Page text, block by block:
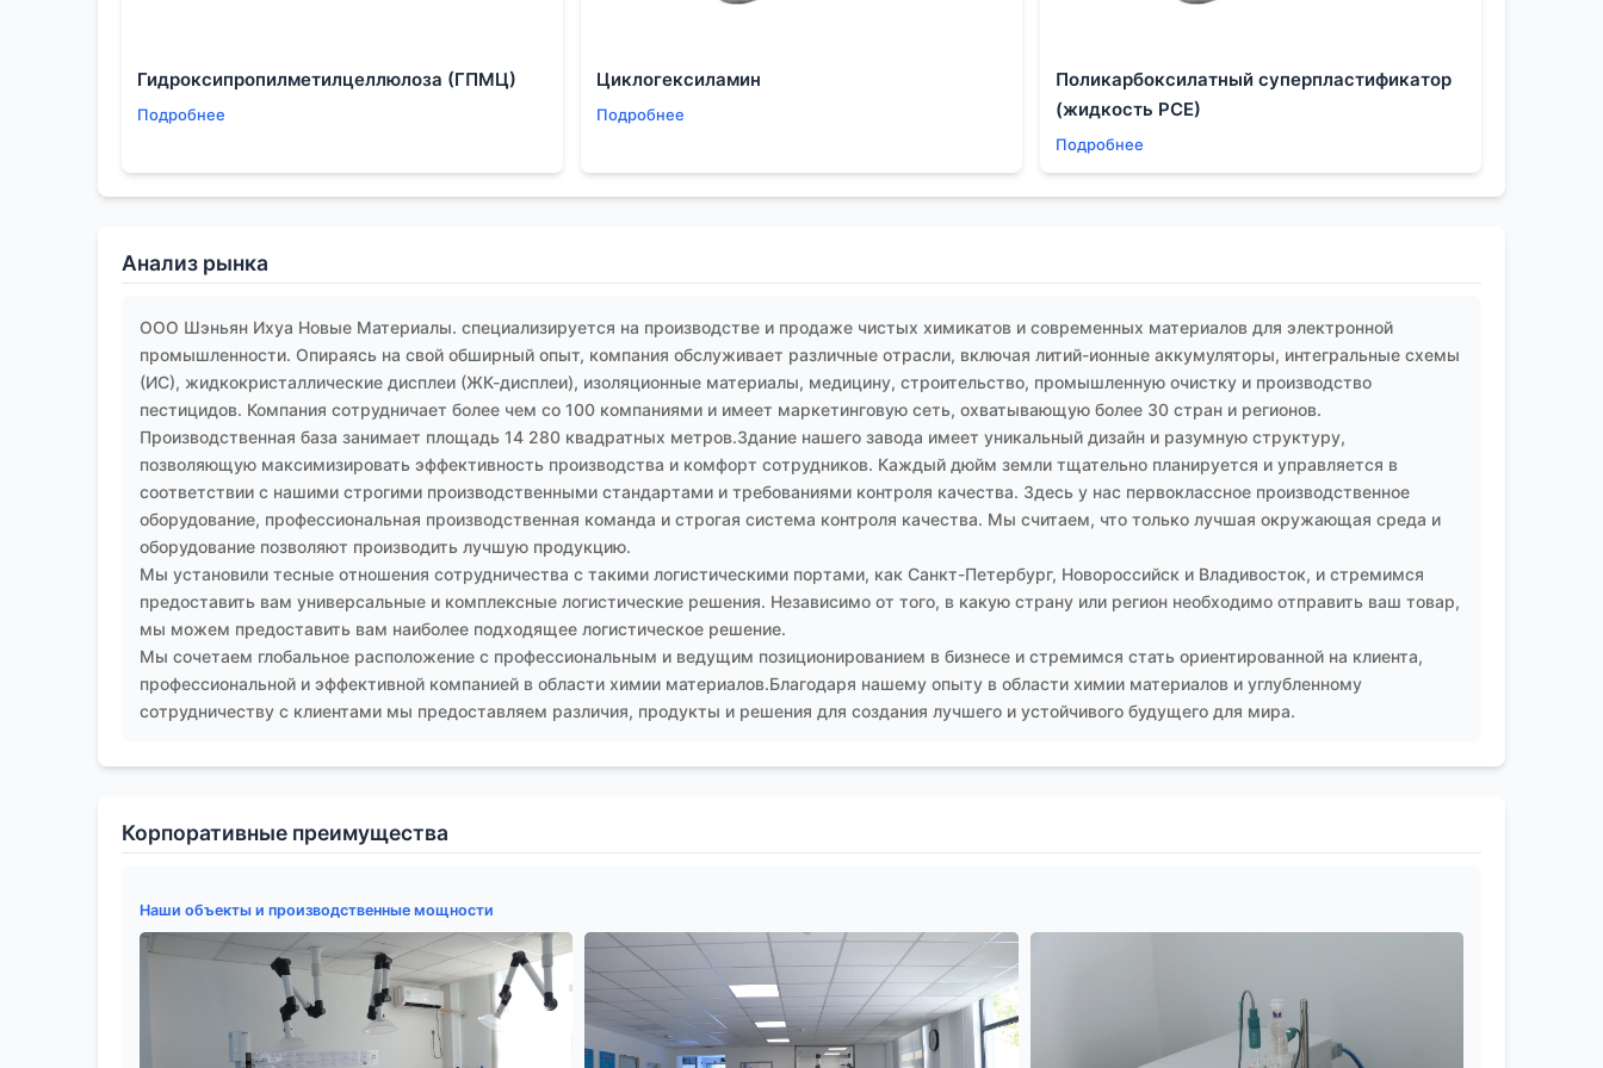
проблемы и какие детали контролирует помимо основных спецификаций. Вот где и кроется разница.
Гидроксипропилметилцеллюлоза (ГПМЦ)
Подробнее
Циклогексиламин
Подробнее
Поликарбоксилатный суперпластификатор
(жидкость PCE)
Подробнее
Анализ рынка
ООО Шэньян Ихуа Новые Материалы. специализируется на производстве и продаже чистых химикатов и современных материалов для электронной
промышленности. Опираясь на свой обширный опыт, компания обслуживает различные отрасли, включая литий-ионные аккумуляторы, интегральные схемы
(ИС), жидкокристаллические дисплеи (ЖК-дисплеи), изоляционные материалы, медицину, строительство, промышленную очистку и производство
пестицидов. Компания сотрудничает более чем со 100 компаниями и имеет маркетинговую сеть, охватывающую более 30 стран и регионов.
Производственная база занимает площадь 14 280 квадратных метров.Здание нашего завода имеет уникальный дизайн и разумную структуру,
позволяющую максимизировать эффективность производства и комфорт сотрудников. Каждый дюйм земли тщательно планируется и управляется в
соответствии с нашими строгими производственными стандартами и требованиями контроля качества. Здесь у нас первоклассное производственное
оборудование, профессиональная производственная команда и строгая система контроля качества. Мы считаем, что только лучшая окружающая среда и
оборудование позволяют производить лучшую продукцию.
Мы установили тесные отношения сотрудничества с такими логистическими портами, как Санкт-Петербург, Новороссийск и Владивосток, и стремимся
предоставить вам универсальные и комплексные логистические решения. Независимо от того, в какую страну или регион необходимо отправить ваш товар,
мы можем предоставить вам наиболее подходящее логистическое решение.
Мы сочетаем глобальное расположение с профессиональным и ведущим позиционированием в бизнесе и стремимся стать ориентированной на клиента,
профессиональной и эффективной компанией в области химии материалов.Благодаря нашему опыту в области химии материалов и углубленному
сотрудничеству с клиентами мы предоставляем различия, продукты и решения для создания лучшего и устойчивого будущего для мира.
Корпоративные преимущества
Наши объекты и производственные мощности